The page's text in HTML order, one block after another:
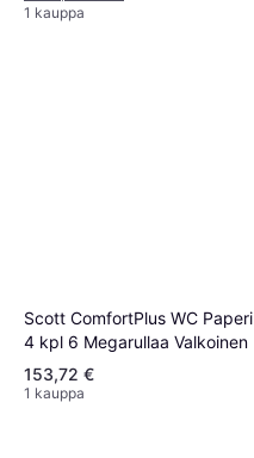
1 kauppa
Scott ComfortPlus WC Paperi
4 kpl 6 Megarullaa Valkoinen
153,72 €
1 kauppa